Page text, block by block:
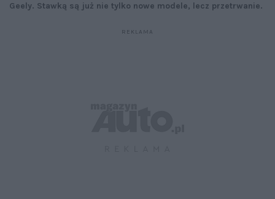
Geely. Stawką są już nie tylko nowe modele, lecz przetrwanie.